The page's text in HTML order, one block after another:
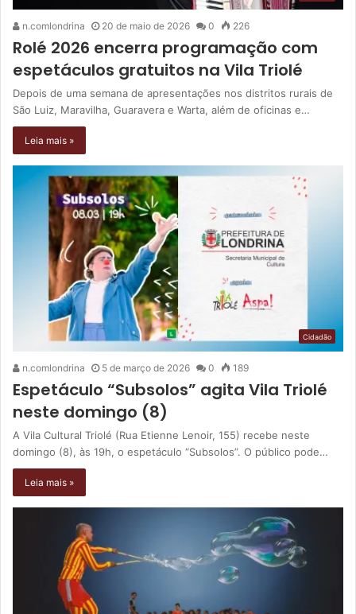
n.comlondrina 20 de maio de 2026 0 226
Rolé 2026 encerra programação com
espetáculos gratuitos na Vila Triolé
Depois de uma semana de apresentações nos distritos rurais de
São Luiz, Maravilha, Guaravera e Warta, além de oficinas e…
Leia mais »
Cidadão
n.comlondrina 5 de março de 2026 0 189
Espetáculo “Subsolos” agita Vila Triolé
neste domingo (8)
A Vila Cultural Triolé (Rua Etienne Lenoir, 155) recebe neste
domingo (8), às 19h, o espetáculo “Subsolos”. O público pode…
Leia mais »